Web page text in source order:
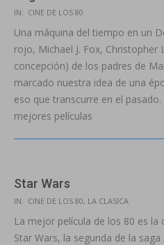
IN: CINE DE LOS 80
Una máquina del tiempo en un
rojo, Michael J. Fox,
concepción) de los padres de
marcado nuestra idea de una
eso que transcurre en el
mejores películas
Star Wars
IN: CINE DE LOS 80, LA CLASICA
La mejor película de los 80 es
Star Wars, la segunda de la